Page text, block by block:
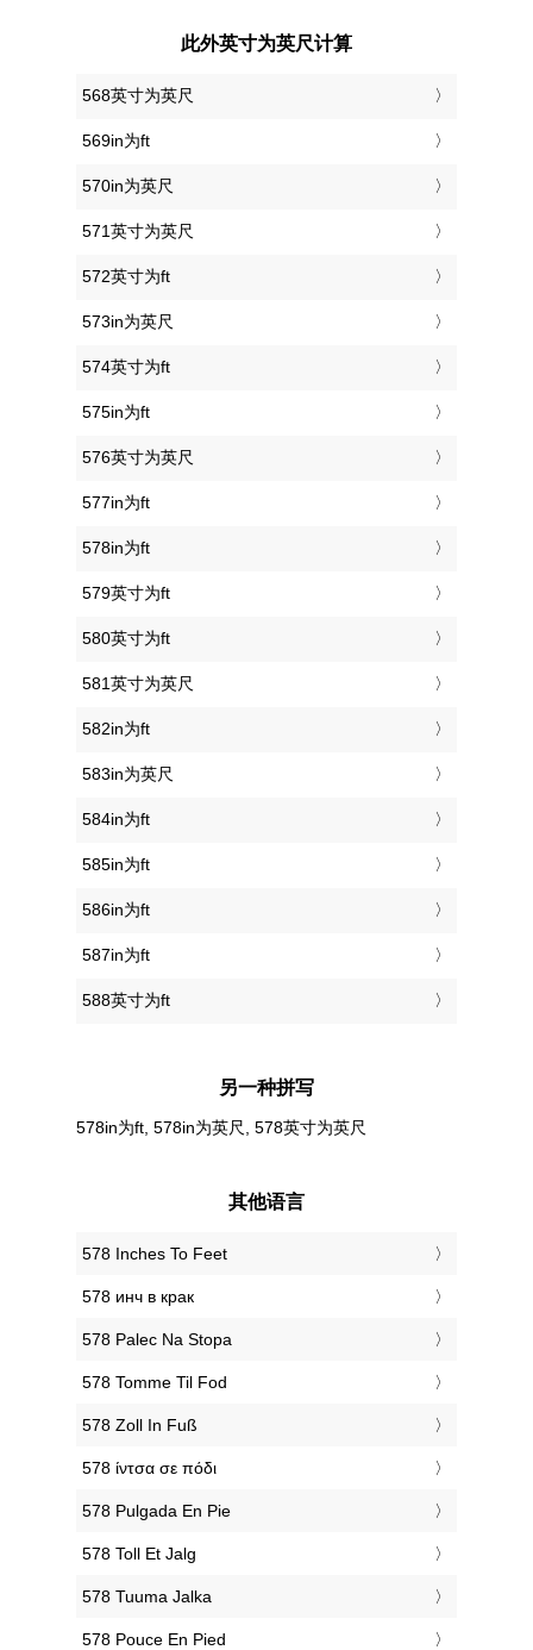
此外英寸为英尺计算
568英寸为英尺
569in为ft
570in为英尺
571英寸为英尺
572英寸为ft
573in为英尺
574英寸为ft
575in为ft
576英寸为英尺
577in为ft
578in为ft
579英寸为ft
580英寸为ft
581英寸为英尺
582in为ft
583in为英尺
584in为ft
585in为ft
586in为ft
587in为ft
588英寸为ft
另一种拼写
578in为ft, 578in为英尺, 578英寸为英尺
其他语言
‎578 Inches To Feet
‎578 инч в крак
‎578 Palec Na Stopa
‎578 Tomme Til Fod
‎578 Zoll In Fuß
‎578 ίντσα σε πόδι
‎578 Pulgada En Pie
‎578 Toll Et Jalg
‎578 Tuuma Jalka
‎578 Pouce En Pied